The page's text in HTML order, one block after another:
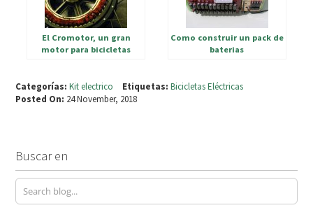
El Cromotor, un gran
motor para bicicletas
Como construir un pack de
baterias
Categorías: Kit electrico Etiquetas: Bicicletas Eléctricas
Posted On: 24 November, 2018
Buscar en